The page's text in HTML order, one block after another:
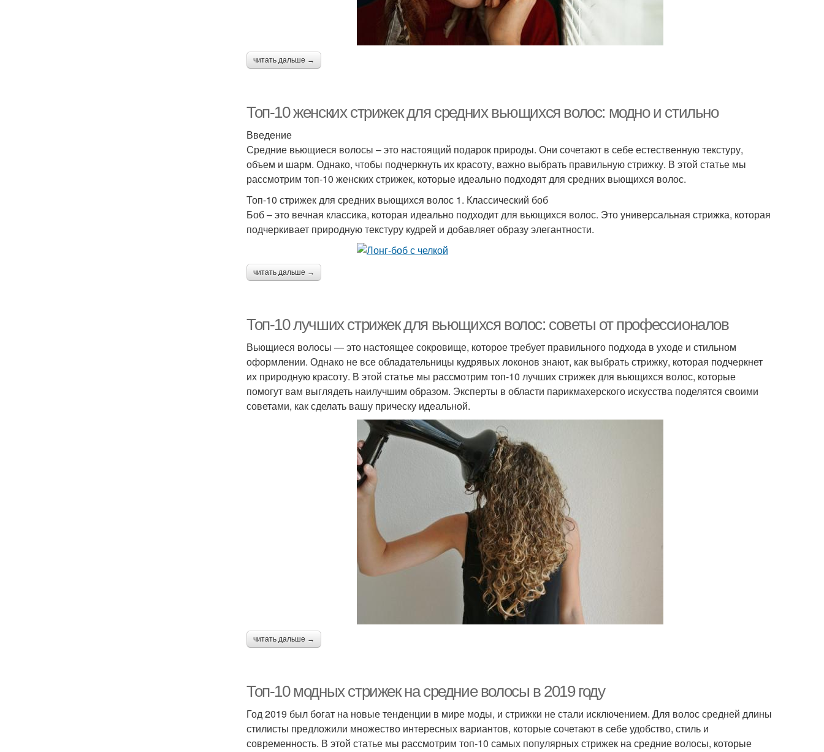
читать дальше →
Топ-10 женских стрижек для средних вьющихся волос: модно и стильно
Введение
Средние вьющиеся волосы – это настоящий подарок природы. Они сочетают в себе естественную текстуру,
объем и шарм. Однако, чтобы подчеркнуть их красоту, важно выбрать правильную стрижку. В этой статье мы
рассмотрим топ-10 женских стрижек, которые идеально подходят для средних вьющихся волос.
Топ-10 стрижек для средних вьющихся волос 1. Классический боб
Боб – это вечная классика, которая идеально подходит для вьющихся волос. Это универсальная стрижка, которая
подчеркивает природную текстуру кудрей и добавляет образу элегантности.
читать дальше →
Топ-10 лучших стрижек для вьющихся волос: советы от профессионалов
Вьющиеся волосы — это настоящее сокровище, которое требует правильного подхода в уходе и стильном
оформлении. Однако не все обладательницы кудрявых локонов знают, как выбрать стрижку, которая подчеркнет
их природную красоту. В этой статье мы рассмотрим топ-10 лучших стрижек для вьющихся волос, которые
помогут вам выглядеть наилучшим образом. Эксперты в области парикмахерского искусства поделятся своими
советами, как сделать вашу прическу идеальной.
читать дальше →
Топ-10 модных стрижек на средние волосы в 2019 году
Год 2019 был богат на новые тенденции в мире моды, и стрижки не стали исключением. Для волос средней длины
стилисты предложили множество интересных вариантов, которые сочетают в себе удобство, стиль и
современность. В этой статье мы рассмотрим топ-10 самых популярных стрижек на средние волосы, которые